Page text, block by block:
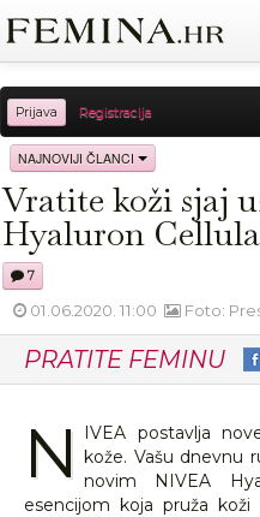
Prijava Registracija
Sreća
Moda Ljubav
NAJNOVIJI ČLANCI
Vratite koži sjaj
Hyaluron
7
01.06.2020. 11:00 Foto:
PRATITE FEMINU
N
IVEA postavlja
kože. Vašu dnevnu
novim NIVEA
esencijom koja pruža